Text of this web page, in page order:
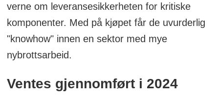
verne om leveransesikkerheten for kritiske
komponenter. Med på kjøpet får de uvurderlig
"knowhow" innen en sektor med mye
nybrottsarbeid.
Ventes gjennomført i 2024